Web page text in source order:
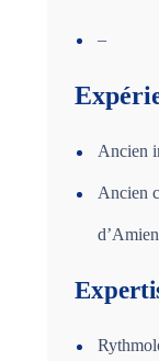
–
Ancien
Ancien